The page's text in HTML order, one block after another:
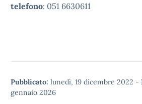
telefono: 051 6630611
Pubblicato: lunedì, 19 dicembre 2022 -
gennaio 2026